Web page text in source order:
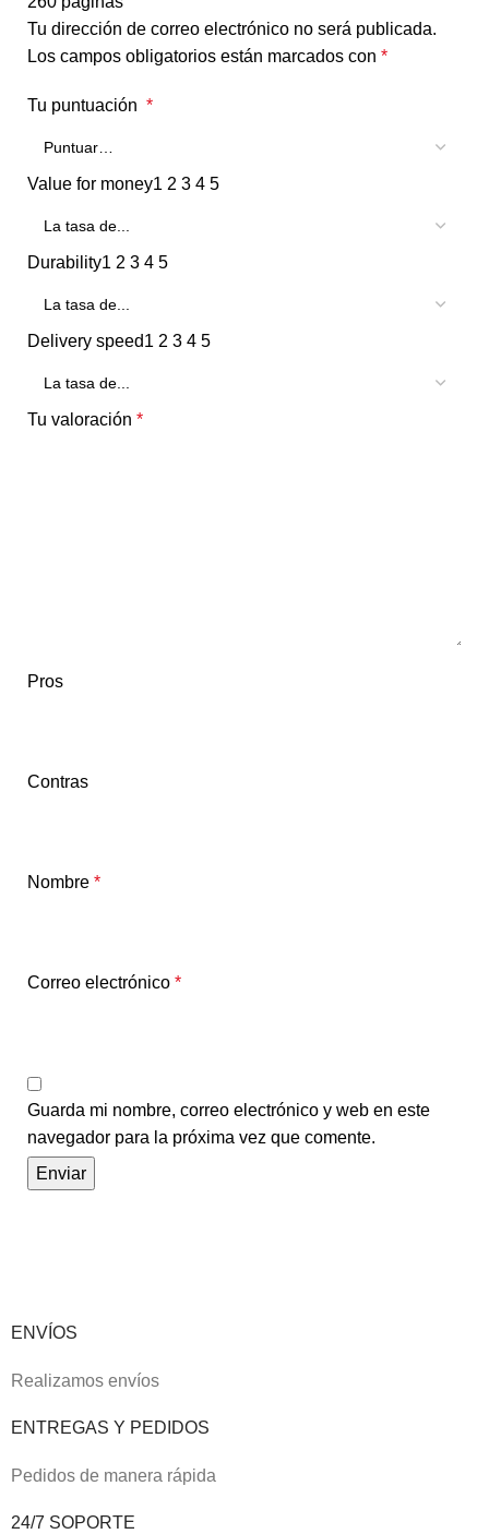
Tu dirección de correo electrónico no será publicada.
Los campos obligatorios están marcados con *
Tu puntuación *
Value for money1 2 3 4 5
Durability1 2 3 4 5
Delivery speed1 2 3 4 5
Tu valoración *
Pros
Contras
Nombre *
Correo electrónico *
Guarda mi nombre, correo electrónico y web en este
navegador para la próxima vez que comente.
ENVÍOS
Realizamos envíos
ENTREGAS Y PEDIDOS
Pedidos de manera rápida
24/7 SOPORTE